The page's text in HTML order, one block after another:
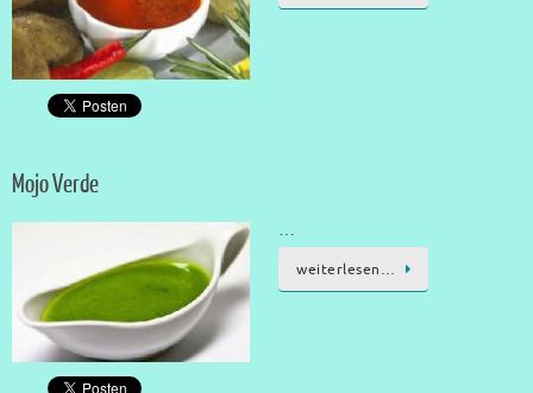
Mojo Verde
…
weiterlesen…